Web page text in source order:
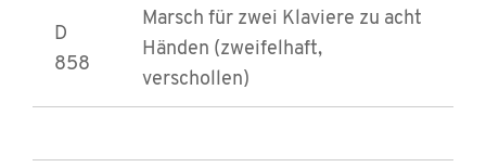
D
858
Marsch für zwei Klaviere zu acht
Händen (zweifelhaft,
verschollen)